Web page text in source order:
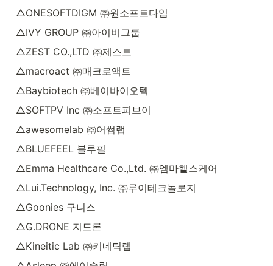
△ONESOFTDIGM ㈜원소프트다임
△IVY GROUP ㈜아이비그룹
△ZEST CO.,LTD ㈜제스트
△macroact ㈜매크로액트
△Baybiotech ㈜베이바이오텍
△SOFTPV Inc ㈜소프트피브이
△awesomelab ㈜어썸랩
△BLUEFEEL 블루필
△Emma Healthcare Co.,Ltd. ㈜엠마헬스케어
△Lui.Technology, Inc. ㈜루이테크놀로지
△Goonies 구니스
△G.DRONE 지드론
△Kineitic Lab ㈜키네틱랩